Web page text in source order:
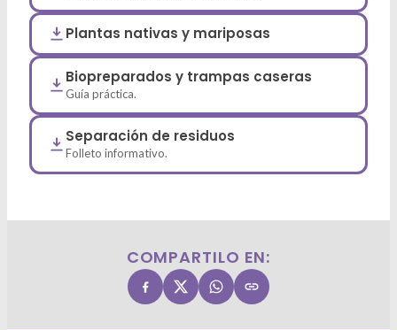
Plantas nativas y mariposas
Biopreparados y trampas caseras
Guía práctica.
Separación de residuos
Folleto informativo.
COMPARTILO EN: